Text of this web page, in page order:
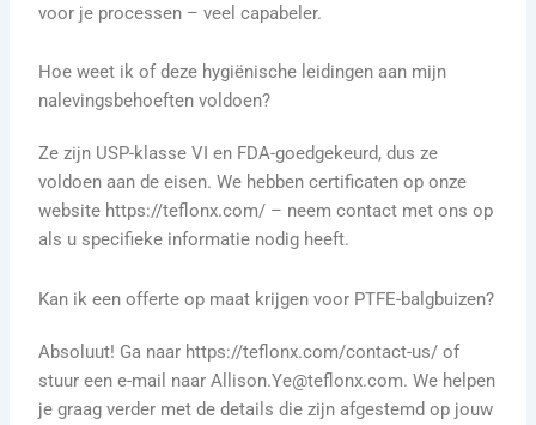
voor je processen – veel capabeler.
Hoe weet ik of deze hygiënische leidingen aan mijn
nalevingsbehoeften voldoen?
Ze zijn USP-klasse VI en FDA-goedgekeurd, dus ze
voldoen aan de eisen. We hebben certificaten op onze
website https://teflonx.com/ – neem contact met ons op
als u specifieke informatie nodig heeft.
Kan ik een offerte op maat krijgen voor PTFE-balgbuizen?
Absoluut! Ga naar https://teflonx.com/contact-us/ of
stuur een e-mail naar Allison.Ye@teflonx.com. We helpen
je graag verder met de details die zijn afgestemd op jouw